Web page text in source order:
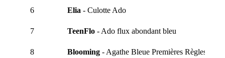
6 Elia - Culotte Ado
7 TeenFlo - Ado flux abondant bleu
8 Blooming - Agathe Bleue Premières Règles